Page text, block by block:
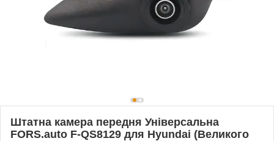
Штатна камера передня Універсальна
FORS.auto F-QS8129 для Hyundai (Великого